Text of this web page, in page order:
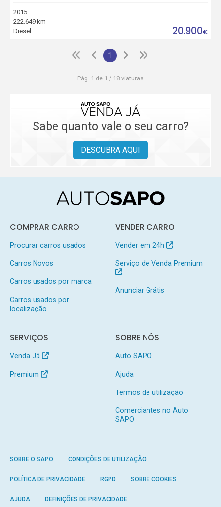
2015
222.649 km
Diesel
20.900€
1
Pág. 1 de 1 / 18 viaturas
Sabe quanto vale o seu carro?
DESCUBRA AQUI
COMPRAR CARRO
Procurar carros usados
Carros Novos
Carros usados por marca
Carros usados por
localização
VENDER CARRO
Vender em 24h
Serviço de Venda Premium
Anunciar Grátis
SERVIÇOS
Venda Já
Premium
SOBRE NÓS
Auto SAPO
Ajuda
Termos de utilização
Comerciantes no Auto
SAPO
SOBRE O SAPO CONDIÇÕES DE UTILIZAÇÃO
POLÍTICA DE PRIVACIDADE RGPD SOBRE COOKIES
AJUDA DEFINIÇÕES DE PRIVACIDADE